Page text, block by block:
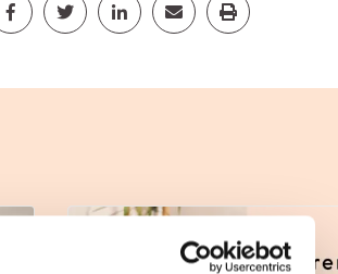
Jaa Facebook
Jaa TwitterJaa LinkedinJaa EmailJaa Print
Verenpainekoulu